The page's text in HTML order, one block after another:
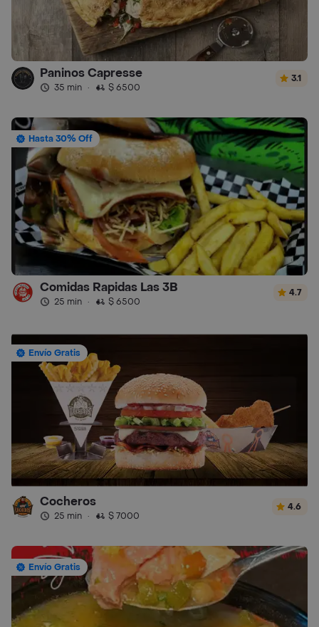
Paninos Capresse
35 min · $ 6500
3.1
Hasta 30% Off
Comidas Rapidas Las 3B
25 min · $ 6500
4.7
Envío Gratis
Cocheros
25 min · $ 7000
4.6
Envío Gratis